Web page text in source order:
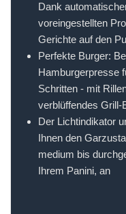
Dank
voreingestellten
Gerichte auf den
Perfekte Burger:
Hamburgerpresse
Schritten - mit
verblüffendes Grill-
Der Lichtindikator
Ihnen den
medium bis
Ihrem Panini, an